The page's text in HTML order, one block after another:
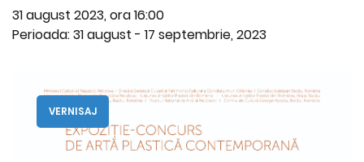
31 august 2023, ora 16:00
Perioada: 31 august - 17 septembrie, 2023
VERNISAJ